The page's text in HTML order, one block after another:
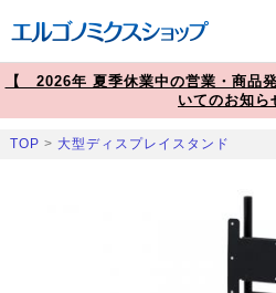
【 2026年 夏季休業中の営業・商品
いてのお知ら
TOP > 大型ディスプレイスタンド